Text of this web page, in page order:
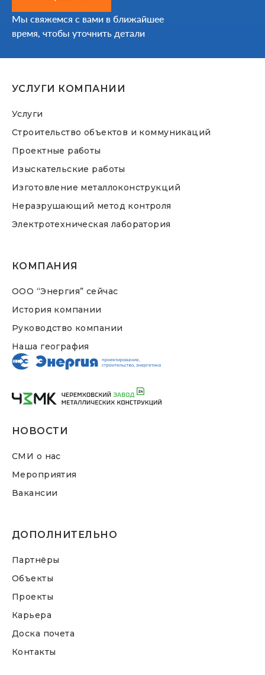
Мы свяжемся с вами в ближайшее
время, чтобы уточнить детали
УСЛУГИ КОМПАНИИ
Услуги
Строительство объектов и коммуникаций
Проектные работы
Изыскательские работы
Изготовление металлоконструкций
Неразрушающий метод контроля
Электротехническая лаборатория
КОМПАНИЯ
ООО “Энергия” сейчас
История компании
Руководство компании
Наша география
НОВОСТИ
СМИ о нас
Мероприятия
Вакансии
ДОПОЛНИТЕЛЬНО
Партнёры
Объекты
Проекты
Карьера
Доска почета
Контакты